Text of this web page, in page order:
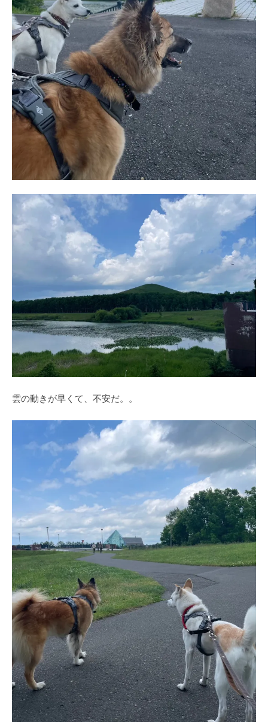
雲の動きが早くて、不安だ。。